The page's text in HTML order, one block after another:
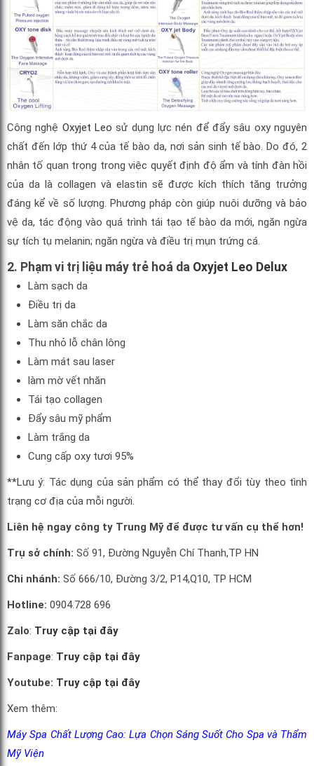
Công nghệ Oxyjet Leo sử dụng lực nén để đẩy sâu oxy nguyên
chất đến lớp thứ 4 của tế bào da, nơi sản sinh tế bào. Do đó, 2
nhân tố quan trọng trong việc quyết định độ ẩm và tính đàn hồi
của da là collagen và elastin sẽ được kích thích tăng trưởng
đáng kể về số lượng. Phương pháp còn giúp nuôi dưỡng và bảo
vệ da, tác động vào quá trình tái tạo tế bào da mới, ngăn ngừa
sự tích tụ melanin; ngăn ngừa và điều trị mụn trứng cá.
2. Phạm vi trị liệu máy trẻ hoá da Oxyjet Leo Delux
Làm sạch da
Điều trị da
Làm săn chắc da
Thu nhỏ lỗ chân lông
Làm mát sau laser
làm mờ vết nhăn
Tái tạo collagen
Đẩy sâu mỹ phẩm
Làm trắng da
Cung cấp oxy tươi 95%
**Lưu ý: Tác dụng của sản phẩm có thể thay đổi tùy theo tình
trạng cơ địa của mỗi người.
Liên hệ ngay công ty Trung Mỹ để được tư vấn cụ thể hơn!
Trụ sở chính: Số 91, Đường Nguyễn Chí Thanh,TP HN
Chi nhánh: Số 666/10, Đường 3/2, P14,Q10, TP HCM
Hotline: 0904.728 696
Zalo: Truy cập tại đây
Fanpage: Truy cập tại đây
Youtube: Truy cập tại đây
Xem thêm:
Máy Spa Chất Lượng Cao: Lựa Chọn Sáng Suốt Cho Spa và Thẩm
Mỹ Viện